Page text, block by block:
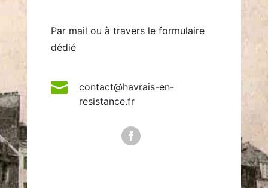
Par mail ou à travers le formulaire
dédié

contact@havrais-en-
resistance.fr